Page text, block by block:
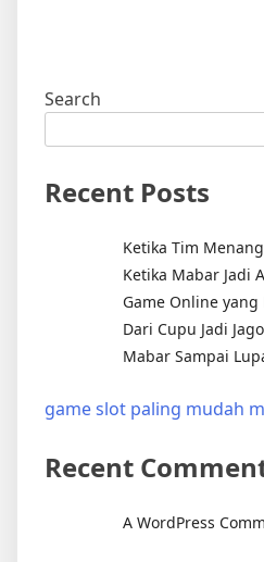
Search
Recent Posts
Ketika Tim
Ketika Mabar Jadi
Game Online yang
Dari Cupu Jadi Jago
Mabar Sampai
game slot paling mudah
Recent
A WordPress